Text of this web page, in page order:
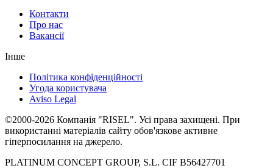
Контакти
Про нас
Вакансії
Інше
Політика конфіденційності
Угода користувача
Aviso Legal
©2000-2026 Компанія "RISEL". Усі права захищені. При
використанні матеріалів сайту обов'язкове активне
гіперпосилання на джерело.
PLATINUM CONCEPT GROUP, S.L. CIF B56427701